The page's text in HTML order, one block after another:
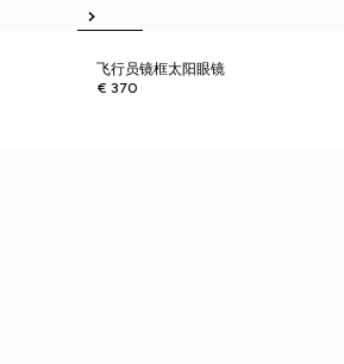
飞行员镜框太阳眼镜
€ 370